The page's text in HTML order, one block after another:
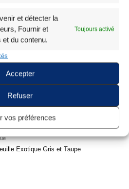
et détecter la
Fournir et
et du contenu.
Toujours activé
Accepter
Refuser
vos préférences
Exotique Gris et Taupe